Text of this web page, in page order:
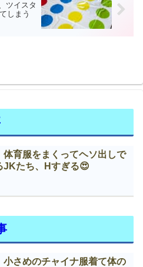
ツイスタ
しまう
体育服をまくってヘソ出しで
JKたち、Нすぎる😍
小さめのチャイナ服着て体の